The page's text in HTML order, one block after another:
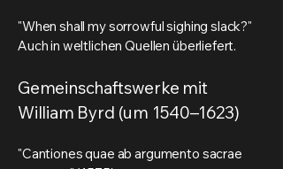
"When shall my sorrowful sighing slack?"
Auch in weltlichen Quellen überliefert.
Gemeinschaftswerke mit
William Byrd (um 1540–1623)
"Cantiones quae ab argumento sacrae